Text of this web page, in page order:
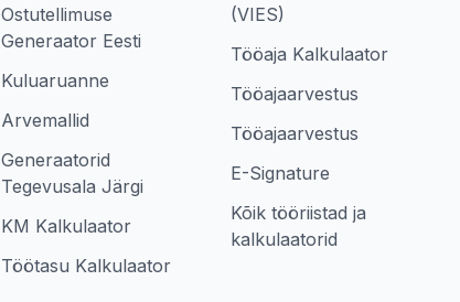
Ostutellimuse
Generaator Eesti
Kuluaruanne
Arvemallid
Generaatorid
Tegevusala Järgi
KM Kalkulaator
Töötasu Kalkulaator
(VIES)
Tööaja Kalkulaator
Tööajaarvestus
Tööajaarvestus
E-Signature
Kõik tööriistad ja
kalkulaatorid